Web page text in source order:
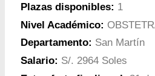
Plazas disponibles: 1
Nivel Académico:
Departamento: San Martín
Salario: S/. 2964 Soles